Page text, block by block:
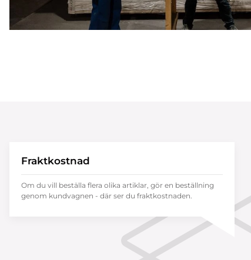
Fraktkostnad
Om du vill beställa flera olika artiklar, gör en beställning
genom kundvagnen - där ser du fraktkostnaden.